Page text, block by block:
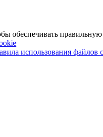
обеспечивать правильную
использования файлов